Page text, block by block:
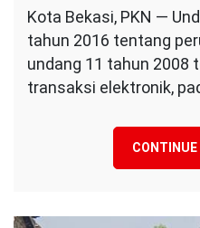
Kota Bekasi, PKN —
tahun 2016 tentang
undang 11 tahun 2008
transaksi elektronik,
CONTINUE